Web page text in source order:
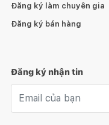
Đăng ký làm chuyên gia
Đăng ký bán hàng
Đăng ký nhận tin